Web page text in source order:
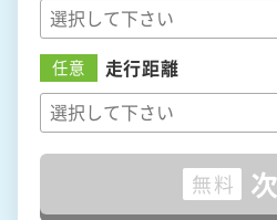
任意 走行距離
無料